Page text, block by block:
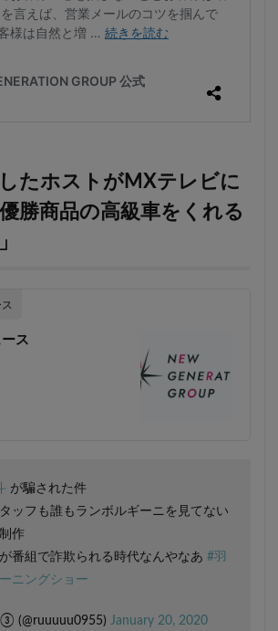
たホストがMXテレビに
勝商品の高級車をくれる
ス
が騙された件
ッフも誰もランボルギーニを見てない
作
番組で詐欺られる時代なんやなあ #羽
ニングショー
(@ruuuuu0955) January 20, 2020